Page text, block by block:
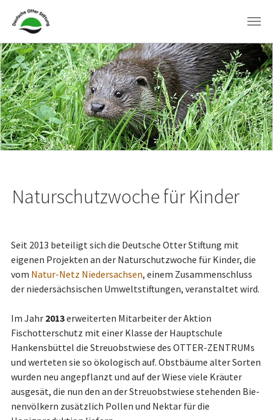
Zum Hauptinhalt springen
Naturschutzwoche für Kinder
Seit 2013 beteiligt sich die Deutsche Otter Stiftung mit
eigenen Projekten an der Na­tur­schutzwoche für Kinder, die
vom Natur-Netz Niedersachsen, einem Zu­sam­men­schluss
der niedersächsischen Umweltstiftungen, veranstaltet wird.
Im Jahr 2013erweiterten Mitarbeiter der Aktion
Fischotterschutz mit einer Klasse der Hauptschule
Hankensbüttel die Streuobstwiese des OTTER-ZENTRUMs
und werteten sie so ökologisch auf. Obstbäume alter Sorten
wurden neu angepflanzt und auf der Wiese viele Kräuter
ausgesät, die nun den an der Streuobstwiese stehenden Bie­
nen­völ­kern zusätzlich Pollen und Nektar für die